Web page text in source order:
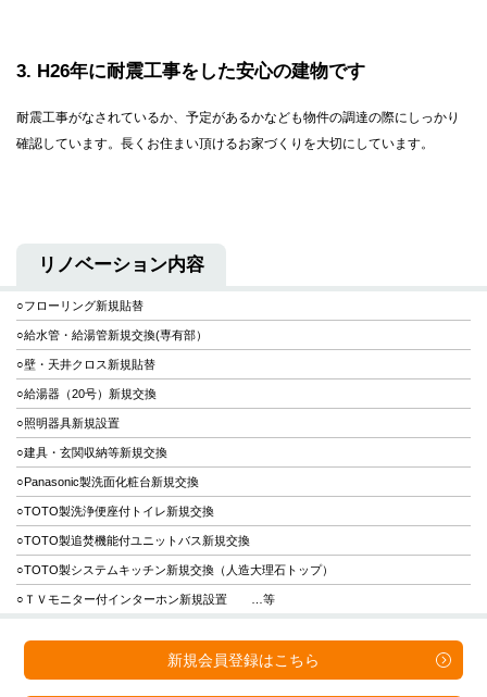
3 H26年に耐震工事をした安心の建物です
耐震工事がなされているか、予定があるかなども物件の調達の際にしっかり
確認しています。長くお住まい頂けるお家づくりを大切にしています。
リノベーション内容
○フローリング新規貼替
○給水管・給湯管新規交換(専有部）
○壁・天井クロス新規貼替
○給湯器（20号）新規交換
○照明器具新規設置
○建具・玄関収納等新規交換
○Panasonic製洗面化粧台新規交換
○TOTO製洗浄便座付トイレ新規交換
○TOTO製追焚機能付ユニットバス新規交換
○TOTO製システムキッチン新規交換（人造大理石トップ）
○ＴＶモニター付インターホン新規設置 …等
新規会員登録はこちら